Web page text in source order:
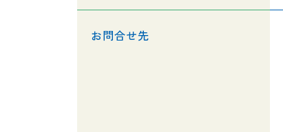
お問合せ先